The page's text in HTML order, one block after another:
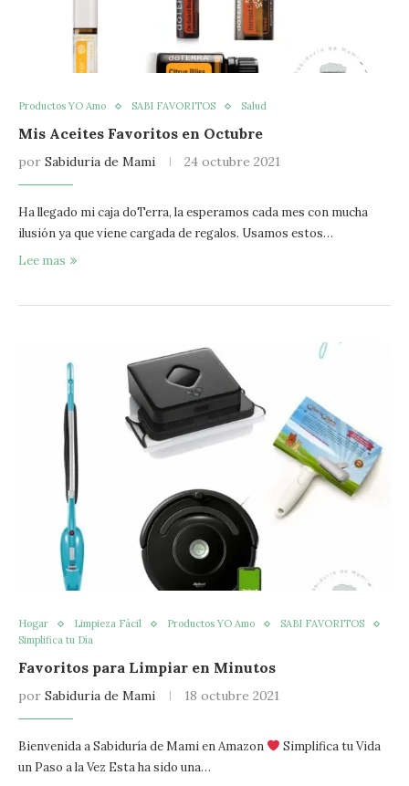
Productos YO Amo SABI FAVORITOS Salud
Mis Aceites Favoritos en Octubre
por Sabiduria de Mami 24 octubre 2021
Ha llegado mi caja doTerra, la esperamos cada mes con mucha
ilusión ya que viene cargada de regalos. Usamos estos…
Lee mas
Hogar Limpieza Fácil Productos YO Amo
SABI FAVORITOS
Simplifica tu Día
Favoritos para Limpiar en Minutos
por Sabiduria de Mami 18 octubre 2021
Bienvenida a Sabiduría de Mami en Amazon
Simplifica tu Vida
un Paso a la Vez Esta ha sido una…